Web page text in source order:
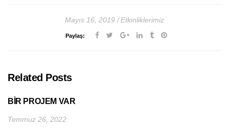
Mayıs 16, 2019 Etkinliklerimiz
Paylaş:
Related Posts
BİR PROJEM VAR
Temmuz 26, 2022